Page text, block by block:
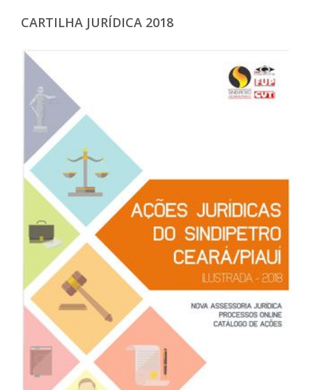
CARTILHA JURÍDICA 2018